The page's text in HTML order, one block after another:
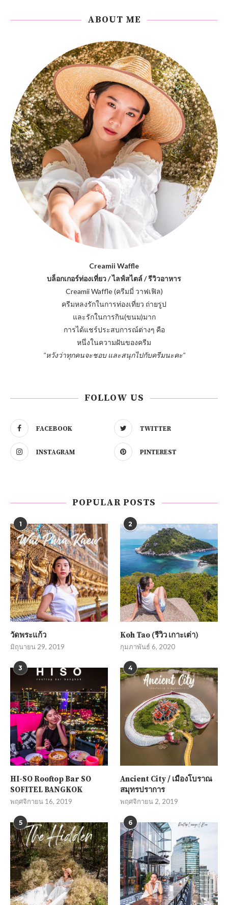
ABOUT ME
Creamii Waffle
บล็อกเกอร์ท่องเที่ยว / ไลฟ์สไตล์ / รีวิวอาหาร
Creamii Waffle (ครีมมี่ วาฟเฟิล)
ครีมหลงรักในการท่องเที่ยว ถ่ายรูป
และรักในการกิน(ขนม)มาก
การได้แชร์ประสบการณ์ต่างๆ คือ
หนึ่งในความฝันของครีม
"หวังว่าทุกคนจะชอบ และสนุกไปกับครีมนะคะ"
FOLLOW US
FACEBOOK TWITTER
INSTAGRAM PINTEREST
POPULAR POSTS
1
วัดพระแก้ว
มิถุนายน 29, 2019
2
Koh Tao (รีวิว เกาะเต่า)
กุมภาพันธ์ 6, 2020
3
HI-SO Rooftop Bar SO
SOFITEL BANGKOK
พฤศจิกายน 16, 2019
4
Ancient City / เมืองโบราณ
สมุทรปราการ
พฤศจิกายน 2, 2019
5 6